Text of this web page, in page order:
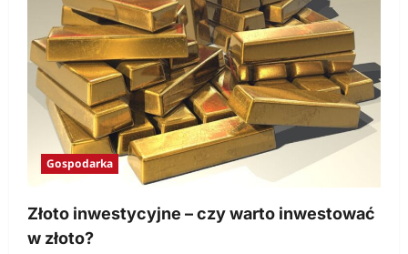
Gospodarka
Złoto inwestycyjne – czy warto inwestować
w złoto?